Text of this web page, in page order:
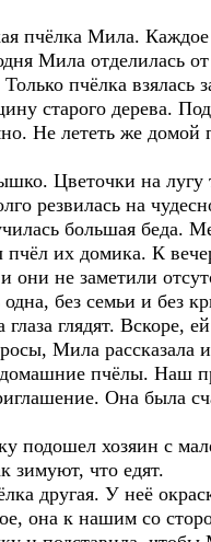
пчёлка Мила. Каждое
Мила
пчёлка взялась
старого дерева.
Не лететь же домой
Цветочки на
резвилась на
большая беда.
их домика. К
не заметили
одна, без семьи и без
глаза глядят.
Мила рассказала
пчёлы. Наш
Она была
подошел хозяин с
зимуют, что едят.
другая. У неё
она к нашим со